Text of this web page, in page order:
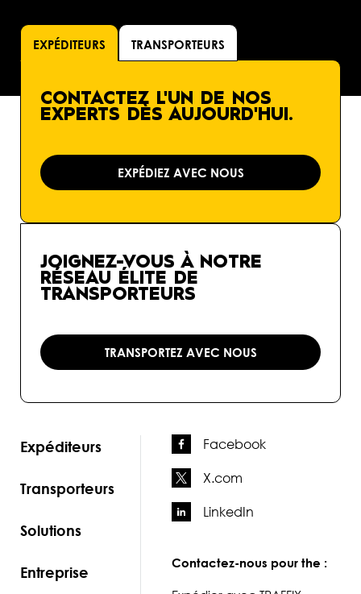
EXPÉDITEURS TRANSPORTEURS
CONTACTEZ L'UN DE NOS
EXPERTS DÈS AUJOURD'HUI.
EXPÉDIEZ AVEC NOUS
JOIGNEZ-VOUS À NOTRE
RÉSEAU ÉLITE DE
TRANSPORTEURS
TRANSPORTEZ AVEC NOUS
Expéditeurs
Transporteurs
Solutions
Entreprise
Facebook
X.com
LinkedIn
Contactez-nous pour the :